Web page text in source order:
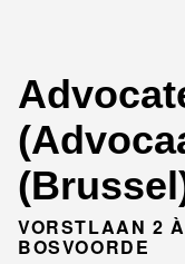
VORSTLAAN 2
BOSVOORDE